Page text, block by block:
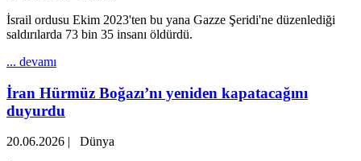
İsrail ordusu Ekim 2023'ten bu yana Gazze Şeridi'ne düzenlediği
saldırılarda 73 bin 35 insanı öldürdü.
... devamı
İran Hürmüz Boğazı’nı yeniden kapatacağını
duyurdu
20.06.2026 |
Dünya